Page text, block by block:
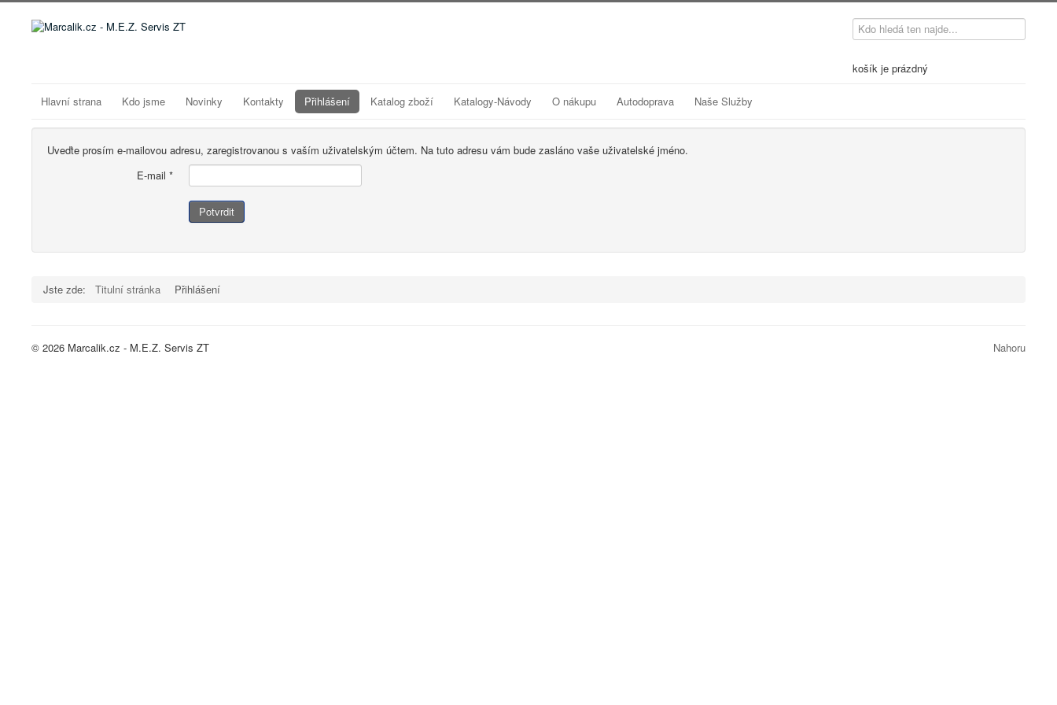
košík je prázdný
Hlavní strana Kdo jsme Novinky Kontakty Přihlášení Katalog zboží Katalogy-Návody O nákupu Autodoprava Naše Služby
Uveďte prosím e-mailovou adresu, zaregistrovanou s vaším uživatelským účtem. Na tuto adresu vám bude zasláno vaše uživatelské jméno.
E-mail *
Potvrdit
Jste zde: Titulní stránka Přihlášení
Nahoru
© 2026 Marcalik.cz - M.E.Z. Servis ZT